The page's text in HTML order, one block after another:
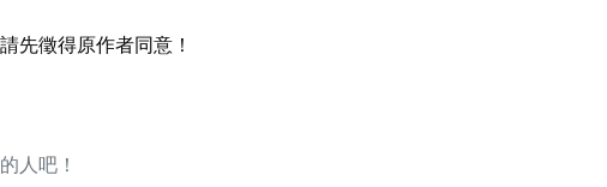
先徵得原作者同意！
人吧！